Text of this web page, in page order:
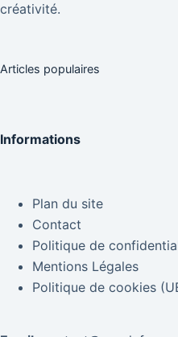
créativité.
Articles populaires
Informations
Plan du site
Contact
Politique de
Mentions Légales
Politique de cookies